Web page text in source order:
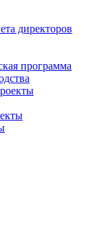
директоров
программа